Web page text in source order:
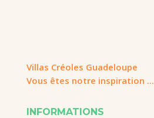
Villas Créoles Guadeloupe
Vous êtes notre inspiration ...
INFORMATIONS